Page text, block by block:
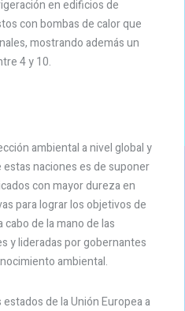
en edificios de
con bombas de calor que
mostrando además un
4 y 10.
ambiental a nivel global y
naciones es de suponer
con mayor dureza en
para lograr los objetivos de
de la mano de las
y lideradas por gobernantes
ambiental.
de la Unión Europea a